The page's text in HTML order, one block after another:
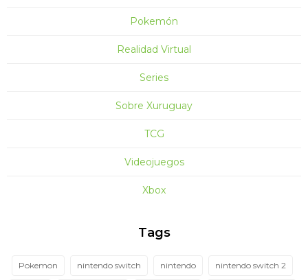
Pokemón
Realidad Virtual
Series
Sobre Xuruguay
TCG
Videojuegos
Xbox
Tags
Pokemon nintendo switch nintendo nintendo switch 2